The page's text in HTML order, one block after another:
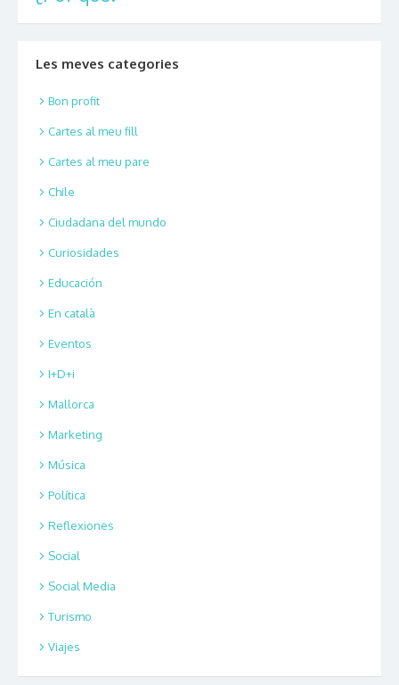
Les meves categories
Bon profit
Cartes al meu fill
Cartes al meu pare
Chile
Ciudadana del mundo
Curiosidades
Educación
En català
Eventos
I+D+i
Mallorca
Marketing
Música
Política
Reflexiones
Social
Social Media
Turismo
Viajes